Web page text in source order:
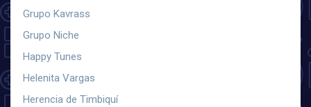
Grupo Kavrass
Grupo Niche
Happy Tunes
Helenita Vargas
Herencia de Timbiquí